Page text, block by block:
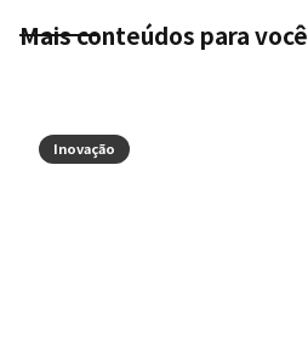
Mais conteúdos para você
Inovação